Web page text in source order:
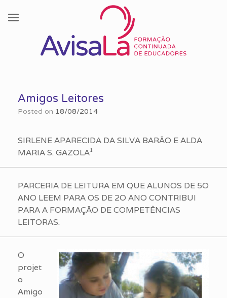
contentAmigos Leitores
Posted on 18/08/2014
SIRLENE APARECIDA DA SILVA BARÃO E ALDA
MARIA S. GAZOLA¹
PARCERIA DE LEITURA EM QUE ALUNOS DE 5O
ANO LEEM PARA OS DE 2O ANO CONTRIBUI
PARA A FORMAÇÃO DE COMPETÊNCIAS
LEITORAS.
O
projet
o
Amigo